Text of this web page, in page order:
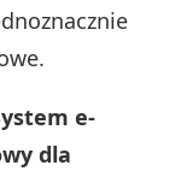
e-
dla